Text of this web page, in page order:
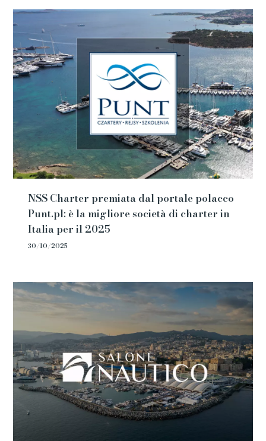
NSS Charter premiata dal portale polacco
Punt.pl: è la migliore società di charter in
Italia per il 2025
30/10/2025